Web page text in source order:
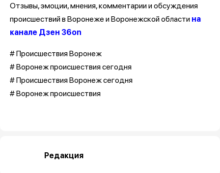
Отзывы, эмоции, мнения, комментарии и обсуждения
происшествий в Воронеже и Воронежской области на
канале Дзен 36on
# Происшествия Воронеж
# Воронеж происшествия сегодня
# Происшествия Воронеж сегодня
# Воронеж происшествия
Редакция